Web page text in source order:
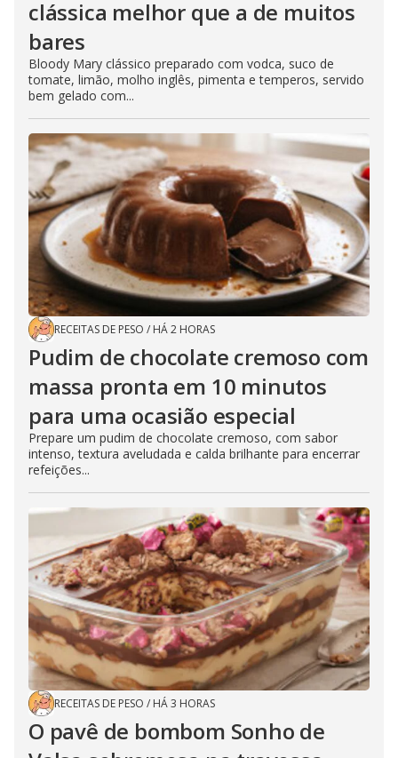
clássica melhor que a de muitos
bares
Bloody Mary clássico preparado com vodca, suco de
tomate, limão, molho inglês, pimenta e temperos, servido
bem gelado com...
RECEITAS DE PESO / HÁ 2 HORAS
Pudim de chocolate cremoso com
massa pronta em 10 minutos
para uma ocasião especial
Prepare um pudim de chocolate cremoso, com sabor
intenso, textura aveludada e calda brilhante para encerrar
refeições...
RECEITAS DE PESO / HÁ 3 HORAS
O pavê de bombom Sonho de